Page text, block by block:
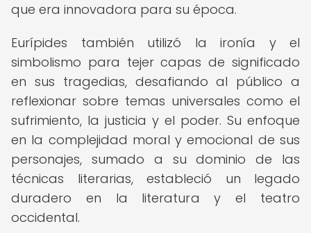
que era innovadora para su época.
Eurípides también utilizó la ironía y el
simbolismo para tejer capas de significado
en sus tragedias, desafiando al público a
reflexionar sobre temas universales como el
sufrimiento, la justicia y el poder. Su enfoque
en la complejidad moral y emocional de sus
personajes, sumado a su dominio de las
técnicas literarias, estableció un legado
duradero en la literatura y el teatro
occidental.